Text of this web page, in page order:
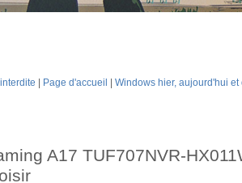
Page d'accueil Windows hier, aujourd'hui et
A17 TUF707NVR-